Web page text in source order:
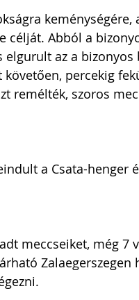
keménységére,
célját. Abból a
az a bizonyos
percekig
remélték, szoros
a Csata-henger
meccseiket, még 7
Zalaegerszegen